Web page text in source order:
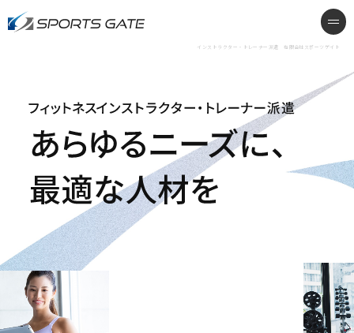
インストラクター・トレーナー派
インストラクター・トレーナー派遣 有限会社スポーツゲイト